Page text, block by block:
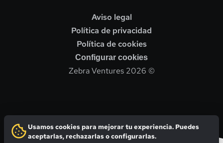
Aviso legal
Política de privacidad
Política de cookies
Configurar cookies
Zebra Ventures 2026 ©
Usamos cookies para mejorar tu experiencia. Puedes
aceptarlas, rechazarlas o configurarlas.